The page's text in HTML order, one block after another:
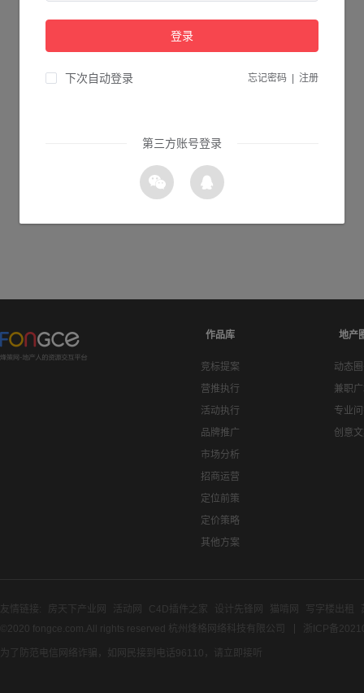
作品库
竞标提案
营推执行
活动执行
品牌推广
市场分析
招商运营
定位前策
定价策略
其他方案
地产
动态
兼职
专业
创意
友情链接: 房天下产业网 活动网 C4D插件之家 设计先锋网 猫啃网 写字楼出租
©2020 fongce.com.All rights reserved 杭州烽格网络科技有限公司
浙ICP备
为了防范电信网络诈骗，如网民接到电话96110，请立即接听
登录
下次自动登录 忘记密码 注册
第三方账号登录